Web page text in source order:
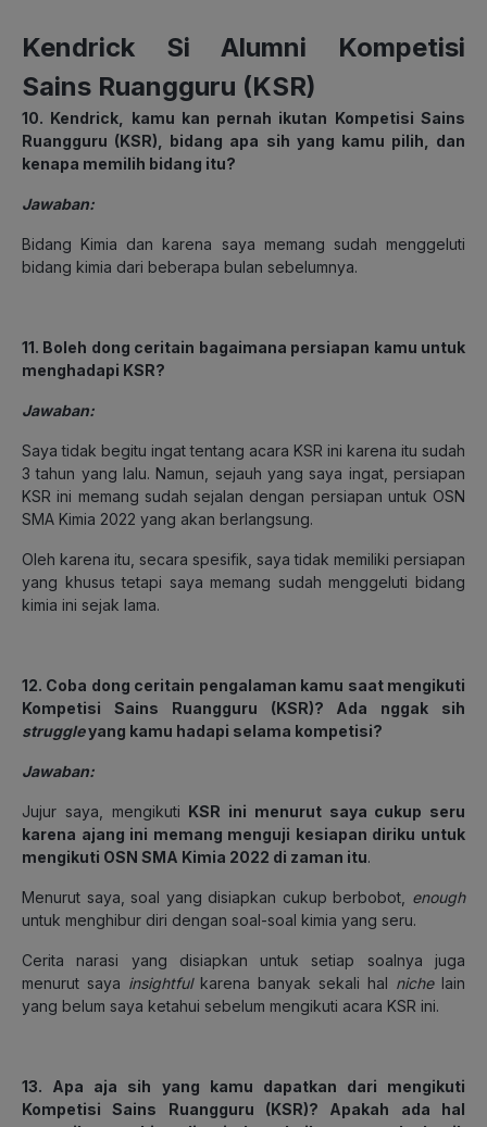
Kendrick Si Alumni Kompetisi
Sains Ruangguru (KSR)
10. Kendrick, kamu kan pernah ikutan Kompetisi Sains
Ruangguru (KSR), bidang apa sih yang kamu pilih, dan
kenapa memilih bidang itu?
Jawaban:
Bidang Kimia dan karena saya memang sudah menggeluti
bidang kimia dari beberapa bulan sebelumnya.
11. Boleh dong ceritain bagaimana persiapan kamu untuk
menghadapi KSR?
Jawaban:
Saya tidak begitu ingat tentang acara KSR ini karena itu sudah
3 tahun yang lalu. Namun, sejauh yang saya ingat, persiapan
KSR ini memang sudah sejalan dengan persiapan untuk OSN
SMA Kimia 2022 yang akan berlangsung.
Oleh karena itu, secara spesifik, saya tidak memiliki persiapan
yang khusus tetapi saya memang sudah menggeluti bidang
kimia ini sejak lama.
12. Coba dong ceritain pengalaman kamu saat mengikuti
Kompetisi Sains Ruangguru (KSR)? Ada nggak sih
struggleyang kamu hadapi selama kompetisi?
Jawaban:
Jujur saya, mengikuti KSR ini menurut saya cukup seru
karena ajang ini memang menguji kesiapan diriku untuk
mengikuti OSN SMA Kimia 2022 di zaman itu.
Menurut saya, soal yang disiapkan cukup berbobot, enough
untuk menghibur diri dengan soal-soal kimia yang seru.
Cerita narasi yang disiapkan untuk setiap soalnya juga
menurut saya insightfulkarena banyak sekali hal nichelain
yang belum saya ketahui sebelum mengikuti acara KSR ini.
13. Apa aja sih yang kamu dapatkan dari mengikuti
Kompetisi Sains Ruangguru (KSR)? Apakah ada hal